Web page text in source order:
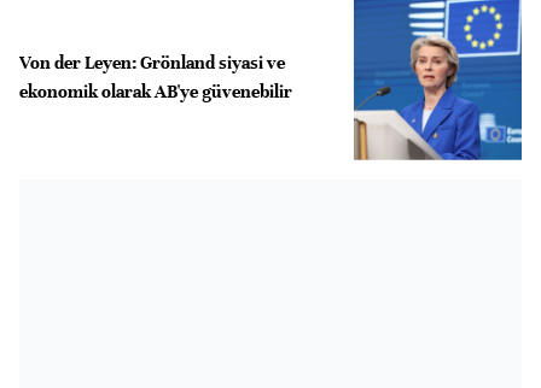
Von der Leyen: Grönland siyasi ve
ekonomik olarak AB'ye güvenebilir